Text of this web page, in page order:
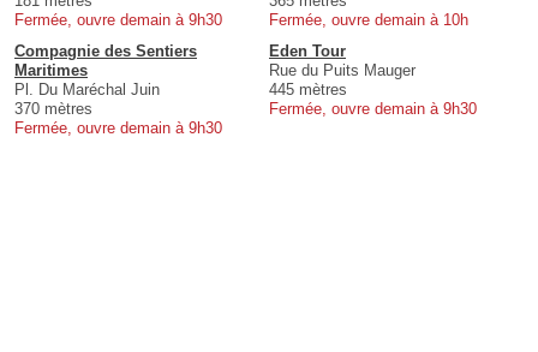
Fermée, ouvre demain à 9h30
Fermée, ouvre demain à 10h
Compagnie des Sentiers
Maritimes
Pl. Du Maréchal Juin
370 mètres
Fermée, ouvre demain à 9h30
Eden Tour
Rue du Puits Mauger
445 mètres
Fermée, ouvre demain à 9h30